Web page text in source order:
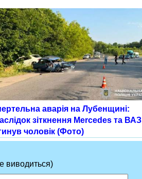
аварія на Лубенщині:
зіткнення Mercedes та ВАЗ
чоловік (Фото)
виводиться)